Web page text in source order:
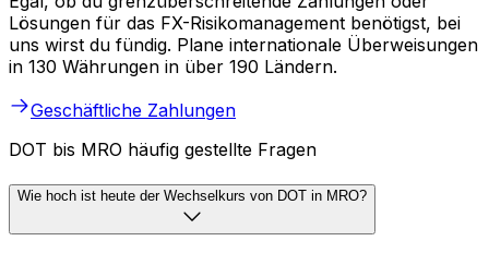
Lösungen für das FX-Risikomanagement benötigst, bei
uns wirst du fündig. Plane internationale Überweisungen
in 130 Währungen in über 190 Ländern.
Geschäftliche Zahlungen
DOT bis MRO häufig gestellte Fragen
Wie hoch ist heute der Wechselkurs von DOT in MRO?